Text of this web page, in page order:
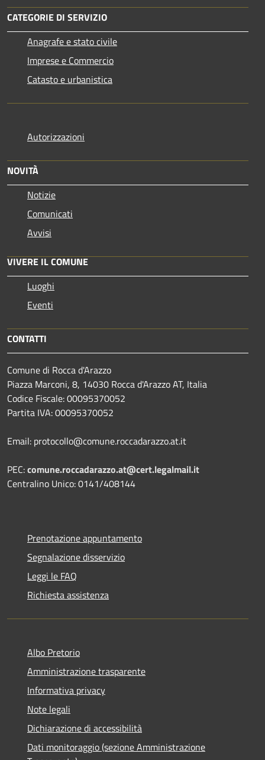
CATEGORIE DI SERVIZIO
Anagrafe e stato civile
Imprese e Commercio
Catasto e urbanistica
Autorizzazioni
NOVITÀ
Notizie
Comunicati
Avvisi
VIVERE IL COMUNE
Luoghi
Eventi
CONTATTI
Comune di Rocca d'Arazzo
Piazza Marconi, 8, 14030 Rocca d'Arazzo AT, Italia
Codice Fiscale: 00095370052
Partita IVA: 00095370052
Email: protocollo@comune.roccadarazzo.at.it
PEC:comune.roccadarazzo.at@cert.legalmail.it
Centralino Unico: 0141/408144
Prenotazione appuntamento
Segnalazione disservizio
Leggi le FAQ
Richiesta assistenza
Albo Pretorio
Amministrazione trasparente
Informativa privacy
Note legali
Dichiarazione di accessibilità
Dati monitoraggio (sezione Amministrazione